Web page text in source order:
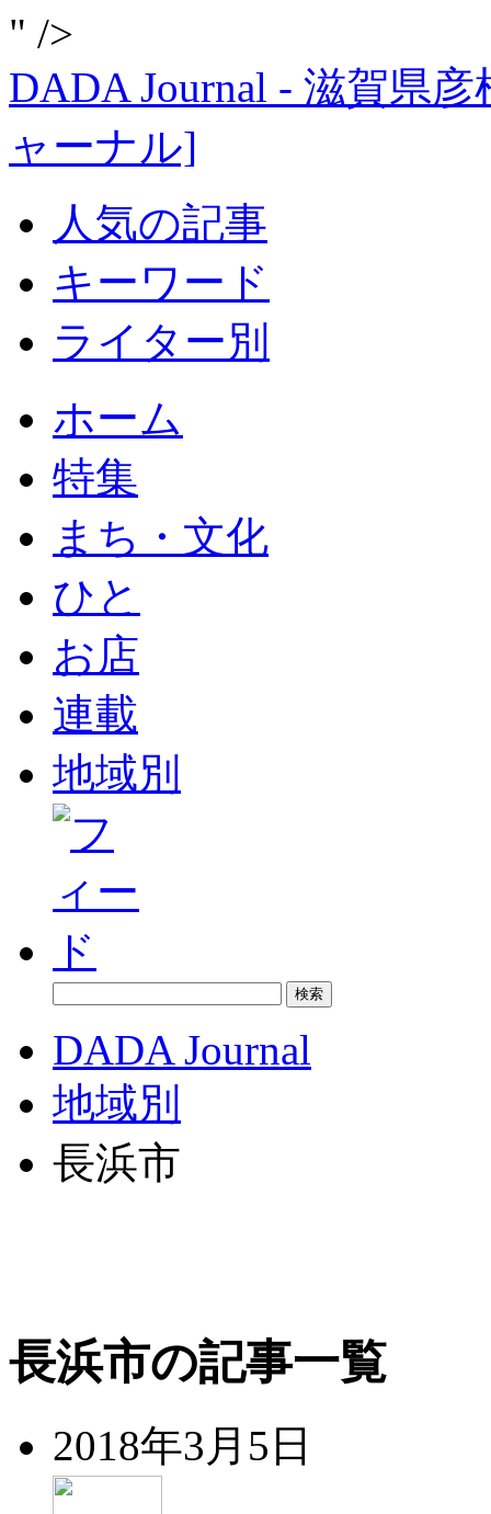
" />
DADA Journal - 滋賀県
ャーナル]
人気の記事
キーワード
ライター別
ホーム
特集
まち・文化
ひと
お店
連載
地域別
DADA Journal
地域別
長浜市
長浜市の記事一覧
2018年3月5日